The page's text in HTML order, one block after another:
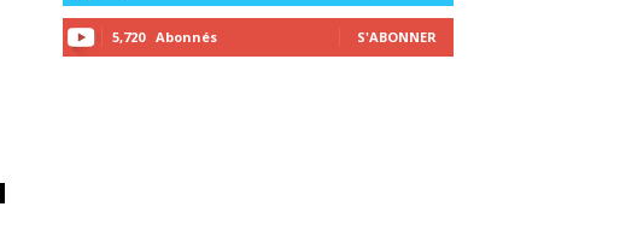
5,720 Abonnés S'ABONNER